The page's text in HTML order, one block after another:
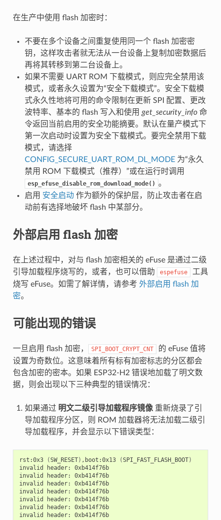
在生产中使用 flash 加密时：
不要在多个设备之间重复使用同一个 flash 加密密
钥，这样攻击者就无法从一台设备上复制加密数据后
再将其转移到第二台设备上。
如果不需要 UART ROM 下载模式，则应完全禁用该
模式，或者永久设置为“安全下载模式”。安全下载模
式永久性地将可用的命令限制在更新 SPI 配置、更改
波特率、基本的 flash 写入和使用 get_security_info命
令返回当前启用的安全功能摘要。默认在量产模式下
第一次启动时设置为安全下载模式。要完全禁用下载
模式，请选择
CONFIG_SECURE_UART_ROM_DL_MODE为“永久
禁用 ROM 下载模式（推荐）”或在运行时调用
esp_efuse_disable_rom_download_mode() 。
启用 安全启动作为额外的保护层，防止攻击者在启
动前有选择地破坏 flash 中某部分。
外部启用 flash 加密
在上述过程中，对与 flash 加密相关的 eFuse 是通过二级
引导加载程序烧写的，或者，也可以借助
espefuse
工具
烧写 eFuse。如需了解详情，请参考 外部启用 flash 加
密。
可能出现的错误
一旦启用 flash 加密， SPI_BOOT_CRYPT_CNT
的 eFuse 值将
设置为奇数位。这意味着所有标有加密标志的分区都会
包含加密的密本。如果 ESP32-H2 错误地加载了明文数
据，则会出现以下三种典型的错误情况：
如果通过 明文二级引导加载程序镜像重新烧录了引
导加载程序分区，则 ROM 加载器将无法加载二级引
导加载程序，并会显示以下错误类型：
rst:0x3 (SW_RESET) ,boot:0x13 (SPI_FAST_FLASH_BOOT)
invalid
header:
0xb414f76b
invalid
header:
0xb414f76b
invalid
header:
0xb414f76b
invalid
header:
0xb414f76b
invalid
header:
0xb414f76b
invalid
header:
0xb414f76b
invalid
header: 0xb414f76b